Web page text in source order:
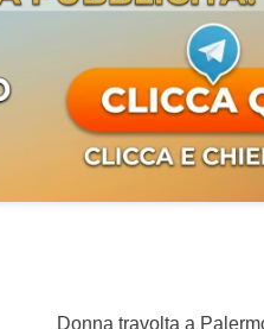
Donna travolta a